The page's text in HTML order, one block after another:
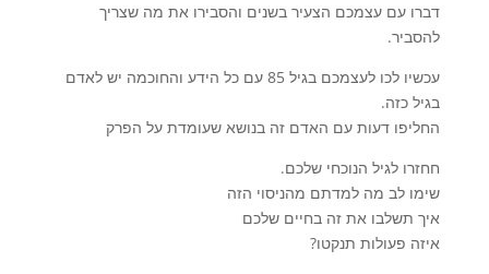
דברו עם עצמכם הצעיר בשנים והסבירו את מה שצריך
להסביר.
עכשיו לכו לעצמכם בגיל 85 עם כל הידע והחוכמה יש לאדם
בגיל כזה.
החליפו דעות עם האדם זה בנושא שעומדת על הפרק
חחזרו לגיל הנוכחי שלכם.
שימו לב מה למדתם מהניסוי הזה
איך תשלבו את זה בחיים שלכם
איזה פעולות תנקטו?